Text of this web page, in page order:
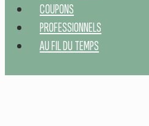
COUPONS
PROFESSIONNELS
AU FIL DU TEMPS